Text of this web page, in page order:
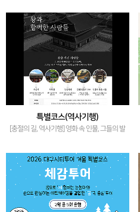
특별코스(역사기행)
[충절의 길, 역사기행] 영화 속 인물, 그들의 발